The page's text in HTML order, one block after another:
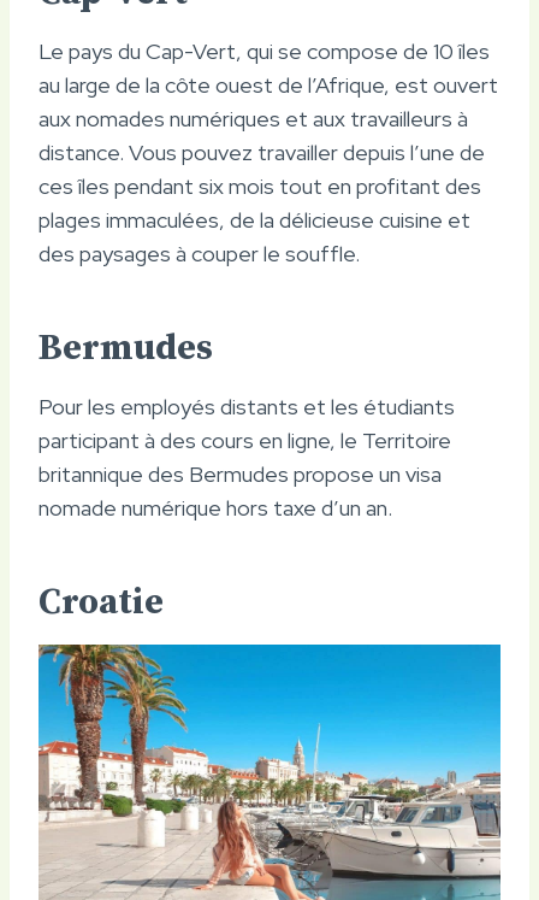
Le pays du Cap-Vert, qui se compose de 10 îles
au large de la côte ouest de l’Afrique, est ouvert
aux nomades numériques et aux travailleurs à
distance. Vous pouvez travailler depuis l’une de
ces îles pendant six mois tout en profitant des
plages immaculées, de la délicieuse cuisine et
des paysages à couper le souffle.
Bermudes
Pour les employés distants et les étudiants
participant à des cours en ligne, le Territoire
britannique des Bermudes propose un visa
nomade numérique hors taxe d’un an.
Croatie